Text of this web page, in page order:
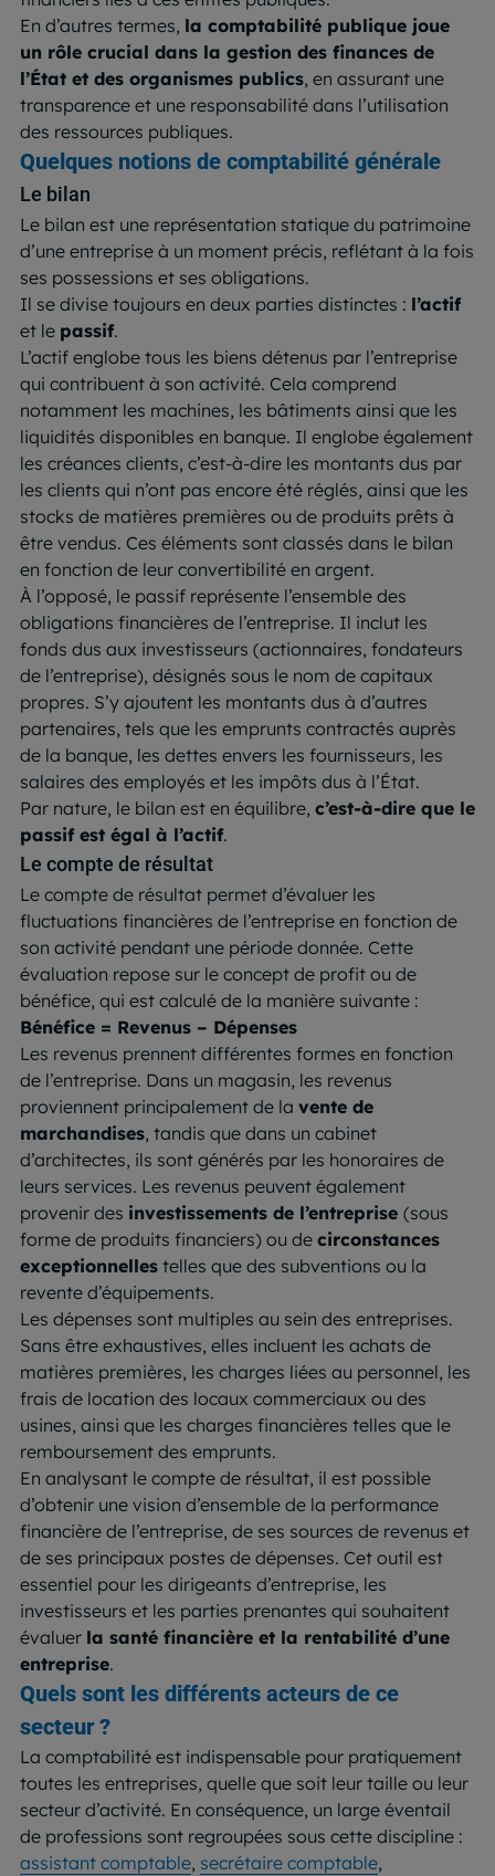
En d’autres termes, la comptabilité publique joue
un rôle crucial dans la gestion des finances de
l’État et des organismes publics, en assurant une
transparence et une responsabilité dans l’utilisation
des ressources publiques.
Quelques notions de comptabilité générale
Le bilan
Le bilan est une représentation statique du patrimoine
d’une entreprise à un moment précis, reflétant à la fois
ses possessions et ses obligations.
Il se divise toujours en deux parties distinctes : l’actif
et le passif.
L’actif englobe tous les biens détenus par l’entreprise
qui contribuent à son activité. Cela comprend
notamment les machines, les bâtiments ainsi que les
liquidités disponibles en banque. Il englobe également
les créances clients, c’est-à-dire les montants dus par
les clients qui n’ont pas encore été réglés, ainsi que les
stocks de matières premières ou de produits prêts à
être vendus. Ces éléments sont classés dans le bilan
en fonction de leur convertibilité en argent.
À l’opposé, le passif représente l’ensemble des
obligations financières de l’entreprise. Il inclut les
fonds dus aux investisseurs (actionnaires, fondateurs
de l’entreprise), désignés sous le nom de capitaux
propres. S’y ajoutent les montants dus à d’autres
partenaires, tels que les emprunts contractés auprès
de la banque, les dettes envers les fournisseurs, les
salaires des employés et les impôts dus à l’État.
Par nature, le bilan est en équilibre, c’est-à-dire que le
passif est égal à l’actif.
Le compte de résultat
Le compte de résultat permet d’évaluer les
fluctuations financières de l’entreprise en fonction de
son activité pendant une période donnée. Cette
évaluation repose sur le concept de profit ou de
bénéfice, qui est calculé de la manière suivante :
Bénéfice = Revenus – Dépenses
Les revenus prennent différentes formes en fonction
de l’entreprise. Dans un magasin, les revenus
proviennent principalement de la vente de
marchandises, tandis que dans un cabinet
d’architectes, ils sont générés par les honoraires de
leurs services. Les revenus peuvent également
provenir des investissements de l’entreprise (sous
forme de produits financiers) ou de circonstances
exceptionnelles telles que des subventions ou la
revente d’équipements.
Les dépenses sont multiples au sein des entreprises.
Sans être exhaustives, elles incluent les achats de
matières premières, les charges liées au personnel, les
frais de location des locaux commerciaux ou des
usines, ainsi que les charges financières telles que le
remboursement des emprunts.
En analysant le compte de résultat, il est possible
d’obtenir une vision d’ensemble de la performance
financière de l’entreprise, de ses sources de revenus et
de ses principaux postes de dépenses. Cet outil est
essentiel pour les dirigeants d’entreprise, les
investisseurs et les parties prenantes qui souhaitent
évaluer la santé financière et la rentabilité d’une
entreprise.
Quels sont les différents acteurs de ce
secteur ?
La comptabilité est indispensable pour pratiquement
toutes les entreprises, quelle que soit leur taille ou leur
secteur d’activité. En conséquence, un large éventail
de professions sont regroupées sous cette discipline :
assistant comptable, secrétaire comptable,